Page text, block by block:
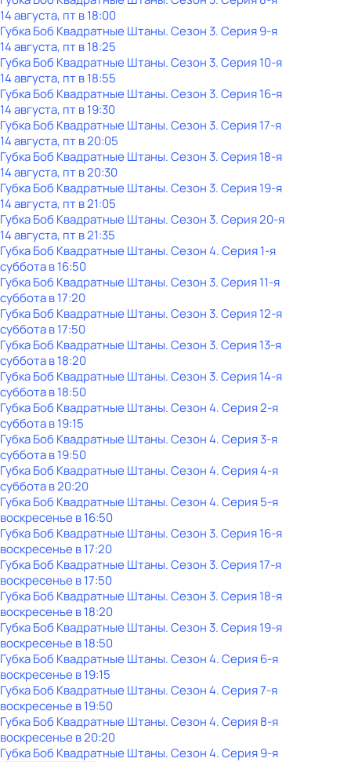
14 августа, пт в 18:00
Губка Боб Квадратные Штаны. Сезон 3. Серия 9-я
14 августа, пт в 18:25
Губка Боб Квадратные Штаны. Сезон 3. Серия 10-я
14 августа, пт в 18:55
Губка Боб Квадратные Штаны. Сезон 3. Серия 16-я
14 августа, пт в 19:30
Губка Боб Квадратные Штаны. Сезон 3. Серия 17-я
14 августа, пт в 20:05
Губка Боб Квадратные Штаны. Сезон 3. Серия 18-я
14 августа, пт в 20:30
Губка Боб Квадратные Штаны. Сезон 3. Серия 19-я
14 августа, пт в 21:05
Губка Боб Квадратные Штаны. Сезон 3. Серия 20-я
14 августа, пт в 21:35
Губка Боб Квадратные Штаны. Сезон 4. Серия 1-я
субботав16:50
Губка Боб Квадратные Штаны. Сезон 3. Серия 11-я
субботав17:20
Губка Боб Квадратные Штаны. Сезон 3. Серия 12-я
субботав17:50
Губка Боб Квадратные Штаны. Сезон 3. Серия 13-я
субботав18:20
Губка Боб Квадратные Штаны. Сезон 3. Серия 14-я
субботав18:50
Губка Боб Квадратные Штаны. Сезон 4. Серия 2-я
субботав19:15
Губка Боб Квадратные Штаны. Сезон 4. Серия 3-я
субботав19:50
Губка Боб Квадратные Штаны. Сезон 4. Серия 4-я
субботав20:20
Губка Боб Квадратные Штаны. Сезон 4. Серия 5-я
воскресенье в16:50
Губка Боб Квадратные Штаны. Сезон 3. Серия 16-я
воскресенье в17:20
Губка Боб Квадратные Штаны. Сезон 3. Серия 17-я
воскресенье в17:50
Губка Боб Квадратные Штаны. Сезон 3. Серия 18-я
воскресенье в18:20
Губка Боб Квадратные Штаны. Сезон 3. Серия 19-я
воскресенье в18:50
Губка Боб Квадратные Штаны. Сезон 4. Серия 6-я
воскресенье в19:15
Губка Боб Квадратные Штаны. Сезон 4. Серия 7-я
воскресенье в19:50
Губка Боб Квадратные Штаны. Сезон 4. Серия 8-я
воскресенье в20:20
Губка Боб Квадратные Штаны. Сезон 4. Серия 9-я